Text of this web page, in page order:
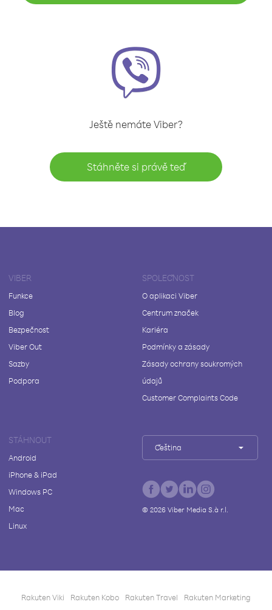
Ještě nemáte Viber?
Stáhněte si právě teď
VIBER
Funkce
Blog
Bezpečnost
Viber Out
Sazby
Podpora
SPOLEČNOST
O aplikaci Viber
Centrum značek
Kariéra
Podmínky a zásady
Zásady ochrany soukromých
údajů
Customer Complaints Code
STÁHNOUT
Android
iPhone & iPad
Windows PC
Mac
Linux
Čeština
© 2026Viber Media S.à r.l.
Rakuten Viki Rakuten Kobo Rakuten Travel Rakuten Marketing